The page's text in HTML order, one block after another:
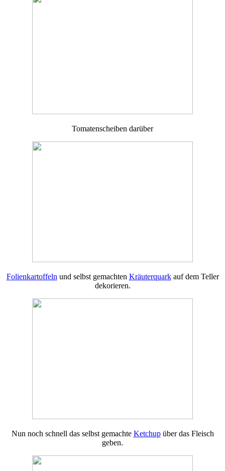
Tomatenscheiben darüber
Folienkartoffelnund selbst gemachten Kräuterquarkauf dem Teller
dekorieren.
Nun noch schnell das selbst gemachte Ketchupüber das Fleisch
geben.